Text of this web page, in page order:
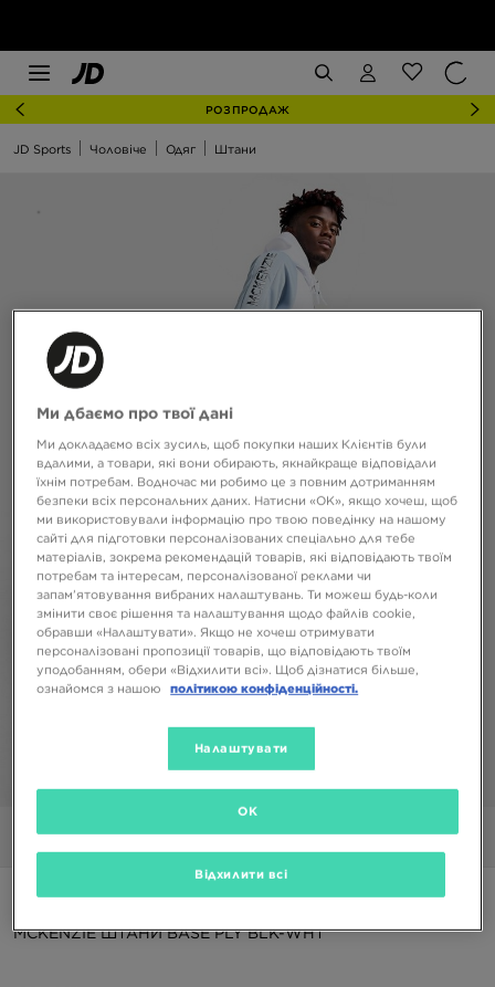
РОЗПРОДАЖ
JD Sports Чоловіче Одяг Штани
Фото Відео
ONLY AT JD
MCKENZIE ШТАНИ BASE PLY BLK-WHT
Ми дбаємо про твої дані
Ми докладаємо всіх зусиль, щоб покупки наших Клієнтів були
вдалими, а товари, які вони обирають, якнайкраще відповідали
їхнім потребам. Водночас ми робимо це з повним дотриманням
безпеки всіх персональних даних. Натисни «OK», якщо хочеш, щоб
ми використовували інформацію про твою поведінку на нашому
сайті для підготовки персоналізованих спеціально для тебе
матеріалів, зокрема рекомендацій товарів, які відповідають твоїм
потребам та інтересам, персоналізованої реклами чи
запам’ятовування вибраних налаштувань. Ти можеш будь-коли
змінити своє рішення та налаштування щодо файлів cookie,
обравши «Налаштувати». Якщо не хочеш отримувати
персоналізовані пропозиції товарів, що відповідають твоїм
уподобанням, обери «Відхилити всі». Щоб дізнатися більше,
ознайомся з нашою
політикою конфіденційності.
Налаштувати
Відхилити всі
OK